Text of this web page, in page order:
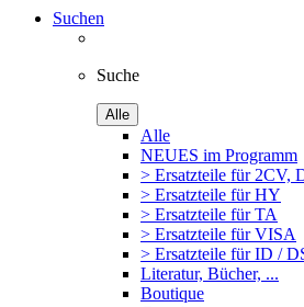
Suchen
Suche
Alle
Alle
NEUES im Programm
> Ersatzteile für 2CV,
> Ersatzteile für HY
> Ersatzteile für TA
> Ersatzteile für VISA
> Ersatzteile für ID /
Literatur, Bücher, ...
Boutique